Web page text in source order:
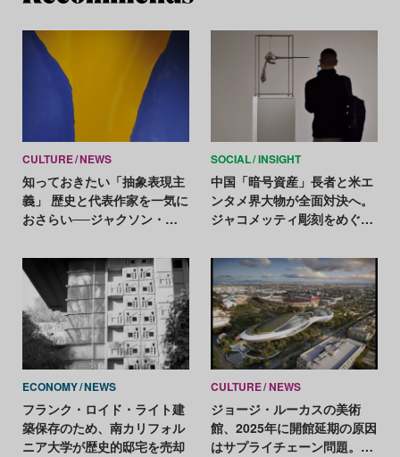
CULTURE NEWS
知っておきたい「抽象表現主
義」 歴史と代表作家を一気に
おさらい──ジャクソン・ポ
で
SOCIAL INSIGHT
中国「暗号資産」長者と米エ
ンタメ界大物が全面対決へ。
ジャコメッティ彫刻をめぐる
ECONOMY NEWS
フランク・ロイド・ライト建
築保存のため、南カリフォル
ニア大学が歴史的邸宅を売却
CULTURE NEWS
ジョージ・ルーカスの美術
館、2025年に開館延期の原因
はサプライチェーン問題。所